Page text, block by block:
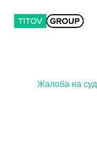
Жалоба на